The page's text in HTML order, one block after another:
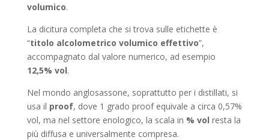
volumico.
La dicitura completa che si trova sulle etichette è
“titolo alcolometrico volumico effettivo”,
accompagnato dal valore numerico, ad esempio
12,5% vol.
Nel mondo anglosassone, soprattutto per i distillati, si
usa il proof, dove 1 grado proof equivale a circa 0,57%
vol, ma nel settore enologico, la scala in % vol resta la
più diffusa e universalmente compresa.